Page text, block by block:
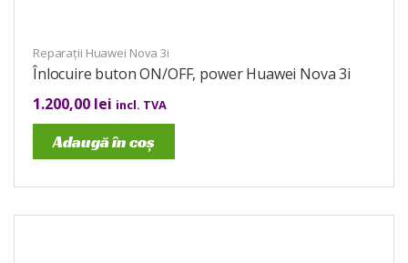
Reparații Huawei Nova 3i
Înlocuire buton ON/OFF, power Huawei Nova 3i
1.200,00 lei incl. TVA
Adaugă în coș